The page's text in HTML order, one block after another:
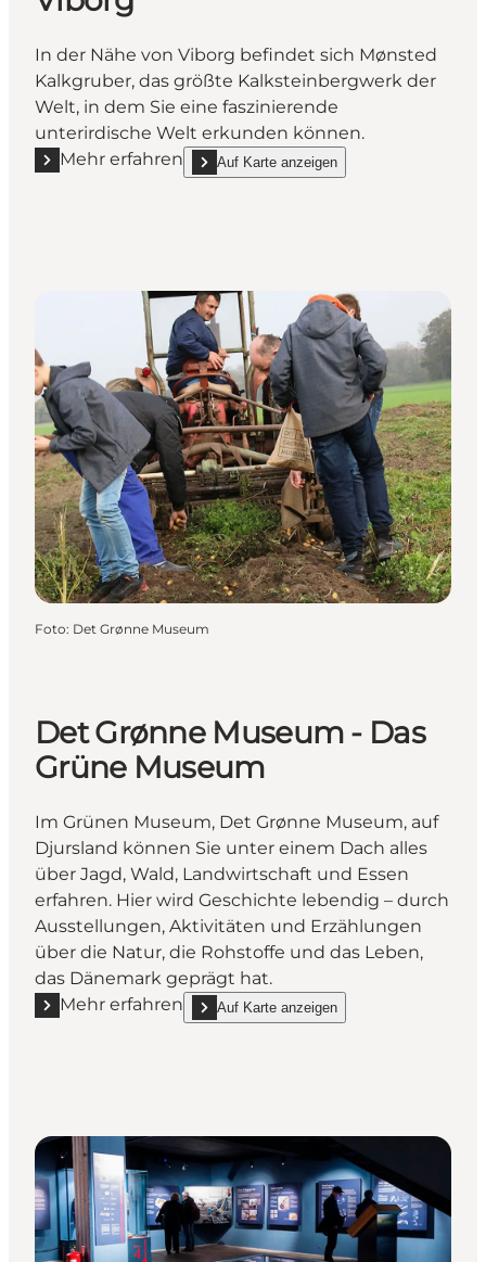
In der Nähe von Viborg befindet sich Mønsted
Kalkgruber, das größte Kalksteinbergwerk der
Welt, in dem Sie eine faszinierende
unterirdische Welt erkunden können.
Mehr erfahren
Mehr erfahren "Mønsted Kalkgruben bei Viborg"
Auf Karte anzeigen
show Mønsted Kalkgruben bei Viborg on_map
Foto: Det Grønne Museum
Det Grønne Museum - Das
Grüne Museum
Im Grünen Museum, Det Grønne Museum, auf
Djursland können Sie unter einem Dach alles
über Jagd, Wald, Landwirtschaft und Essen
erfahren. Hier wird Geschichte lebendig – durch
Ausstellungen, Aktivitäten und Erzählungen
über die Natur, die Rohstoffe und das Leben,
das Dänemark geprägt hat.
Mehr erfahren
Mehr erfahren "Det Grønne Museum - Das Grüne
Auf Karte anzeigen
show Det Grønne Museum - Das Grüne